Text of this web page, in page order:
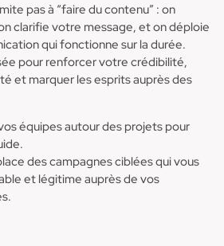
pas à “faire du contenu” : on
clarifie votre message, et on déploie
qui fonctionne sur la durée.
pour renforcer votre crédibilité,
et marquer les esprits auprès des
équipes autour des projets pour
des campagnes ciblées qui vous
et légitime auprès de vos